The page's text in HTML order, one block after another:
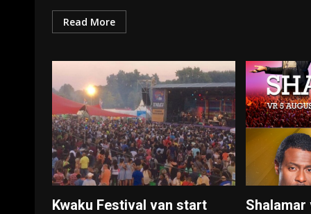
Read More
Kwaku Festival van start